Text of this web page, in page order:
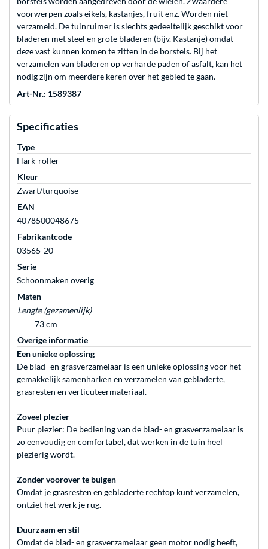
voorwerpen zoals eikels, kastanjes, fruit enz. Worden niet
verzameld. De tuinruimer is slechts gedeeltelijk geschikt voor
bladeren met steel en grote bladeren (bijv. Kastanje) omdat
deze vast kunnen komen te zitten in de borstels. Bij het
verzamelen van bladeren op verharde paden of asfalt, kan het
nodig zijn om meerdere keren over het gebied te gaan.
Art-Nr.: 1589387
Specificaties
Type
Hark-roller
Kleur
Zwart/turquoise
EAN
4078500048675
Fabrikantcode
03565-20
Serie
Schoonmaken overig
Maten
Lengte (gezamenlijk)
73 cm
Overige informatie
Een unieke oplossing
De blad- en grasverzamelaar is een unieke oplossing voor het
gemakkelijk samenharken en verzamelen van gebladerte,
grasresten en verticuteermateriaal.
Zoveel plezier
Puur plezier: De bediening van de blad- en grasverzamelaar is
zo eenvoudig en comfortabel, dat werken in de tuin heel
plezierig wordt.
Zonder voorover te buigen
Omdat je grasresten en gebladerte rechtop kunt verzamelen,
ontziet het werk je rug.
Duurzaam en stil
Omdat de blad- en grasverzamelaar geen motor nodig heeft,